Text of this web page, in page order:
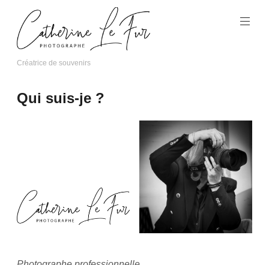
au
contenu
principal
Le
Fur
Créatrice de souvenirs
Qui suis-je ?